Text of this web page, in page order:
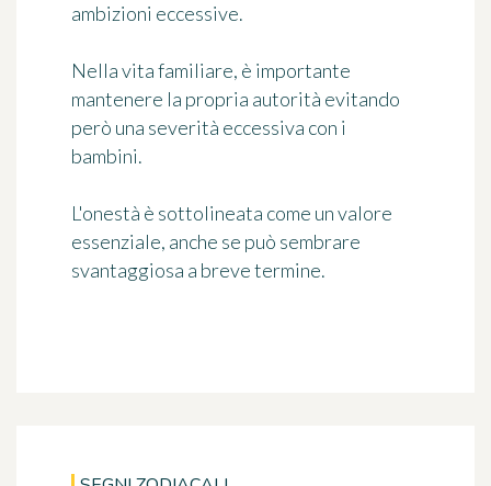
ambizioni eccessive.
Nella vita familiare, è importante
mantenere la propria autorità evitando
però una severità eccessiva con i
bambini.
L'onestà è sottolineata come un valore
essenziale, anche se può sembrare
svantaggiosa a breve termine.